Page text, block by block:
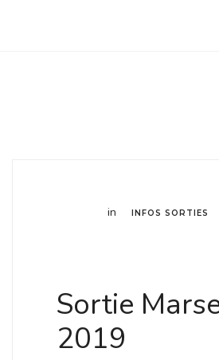
in INFOS SORTIES
Sortie
2019